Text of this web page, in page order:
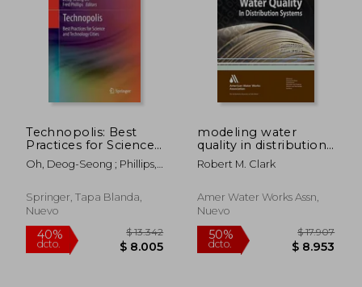
Technopolis: Best
Practices for Science
and Technology Cities
(en Inglés)
Oh, Deog-Seong ; Phillips,
Springer, Tapa Blanda,
Nuevo
modeling water
quality in distribution
systems
Robert M. Clark
Amer Water Works Assn,
Nuevo